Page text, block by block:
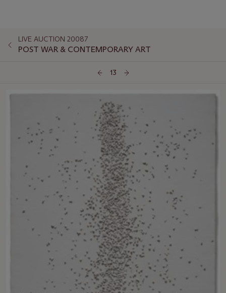
LIVE AUCTION 20087
POST WAR & CONTEMPORARY ART
13